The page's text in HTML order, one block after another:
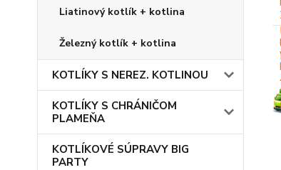
Liatinový kotlík + kotlina
Železný kotlík + kotlina
KOTLÍKY S NEREZ. KOTLINOU
KOTLÍKY S CHRÁNIČOM
PLAMEŇA
KOTLÍKOVÉ SÚPRAVY BIG
PARTY